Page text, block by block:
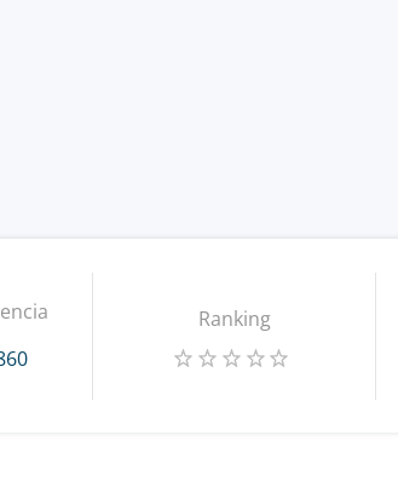
Ranking